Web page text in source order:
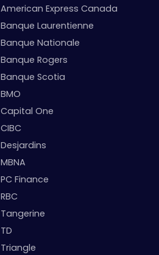
American Express Canada
Banque Laurentienne
Banque Nationale
Banque Rogers
Banque Scotia
BMO
Capital One
CIBC
Desjardins
MBNA
PC Finance
RBC
Tangerine
TD
Triangle